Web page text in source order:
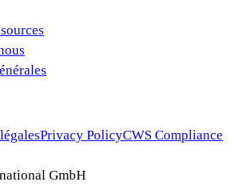
Privacy PolicyCWS Compliance
GmbH